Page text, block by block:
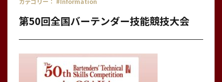
第50回全国バーテンダー技能競技大会